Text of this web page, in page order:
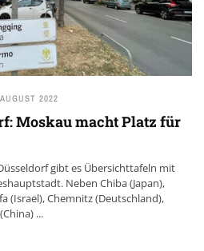
2022
Moskau macht Platz für
gibt es Übersichttafeln mit
Neben Chiba (Japan),
(Israel), Chemnitz (Deutschland),
...